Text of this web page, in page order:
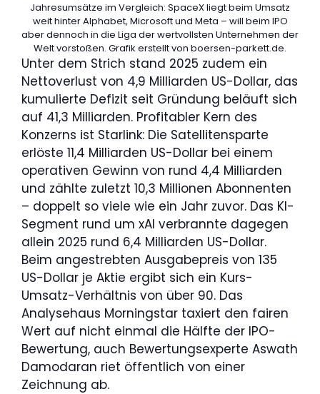
Jahresumsätze im Vergleich: SpaceX liegt beim Umsatz
weit hinter Alphabet, Microsoft und Meta – will beim IPO
aber dennoch in die Liga der wertvollsten Unternehmen der
Welt vorstoßen. Grafik erstellt von boersen-parkett.de.
Unter dem Strich stand 2025 zudem ein
Nettoverlust von 4,9 Milliarden US-Dollar, das
kumulierte Defizit seit Gründung beläuft sich
auf 41,3 Milliarden. Profitabler Kern des
Konzerns ist Starlink: Die Satellitensparte
erlöste 11,4 Milliarden US-Dollar bei einem
operativen Gewinn von rund 4,4 Milliarden
und zählte zuletzt 10,3 Millionen Abonnenten
– doppelt so viele wie ein Jahr zuvor. Das KI-
Segment rund um xAI verbrannte dagegen
allein 2025 rund 6,4 Milliarden US-Dollar.
Beim angestrebten Ausgabepreis von 135
US-Dollar je Aktie ergibt sich ein Kurs-
Umsatz-Verhältnis von über 90. Das
Analysehaus Morningstar taxiert den fairen
Wert auf nicht einmal die Hälfte der IPO-
Bewertung, auch Bewertungsexperte Aswath
Damodaran riet öffentlich von einer
Zeichnung ab.